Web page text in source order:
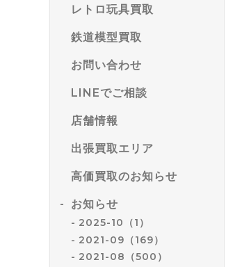
レトロ玩具買取
鉄道模型買取
お問い合わせ
LINEでご相談
店舗情報
出張買取エリア
高価買取のお知らせ
お知らせ
2025-10（1）
2021-09（169）
2021-08（500）